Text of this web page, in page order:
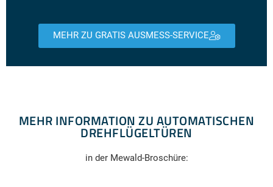
MEHR ZU GRATIS AUSMESS-SERVICE
MEHR INFORMATION ZU AUTOMATISCHEN
DREHFLÜGELTÜREN
in der Mewald-Broschüre: